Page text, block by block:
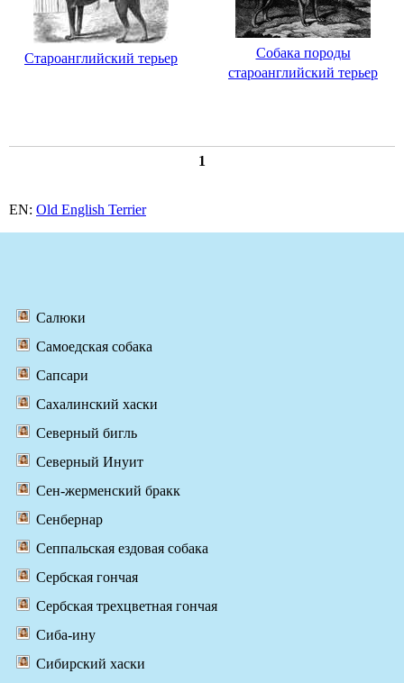
Староанглийский терьер
Собака породы
староанглийский терьер
1
EN: Old English Terrier
Салюки
Самоедская собака
Сапсари
Сахалинский хаски
Северный бигль
Северный Инуит
Сен-жерменский бракк
Сенбернар
Сеппальская ездовая собака
Сербская гончая
Сербская трехцветная гончая
Сиба-ину
Сибирский хаски